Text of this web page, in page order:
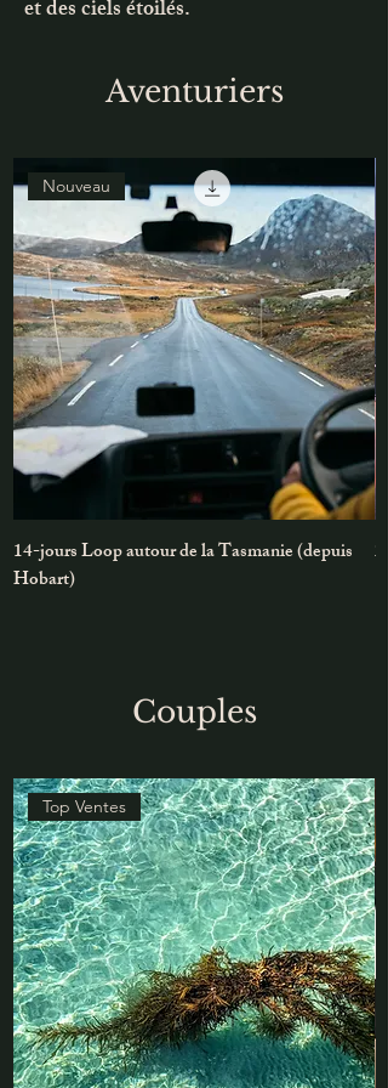
et des ciels étoilés.
Aventuriers
Nouveau
14-jours Loop autour de la Tasmanie (depuis
Hobart)
Couples
Top Ventes